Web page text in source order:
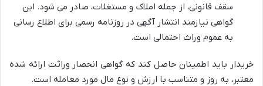
سقف قانونی، از جمله املاک و مستغلات، صادر می شود. این
گواهی نیازمند انتشار آگهی در روزنامه رسمی برای اطلاع رسانی
به عموم وراث احتمالی است.
خریدار باید اطمینان حاصل کند که گواهی انحصار وراثت ارائه شده
معتبر، به روز و متناسب با ارزش و نوع مال مورد معامله است.